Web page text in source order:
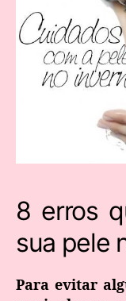
8 erros
sua pele
Para evitar